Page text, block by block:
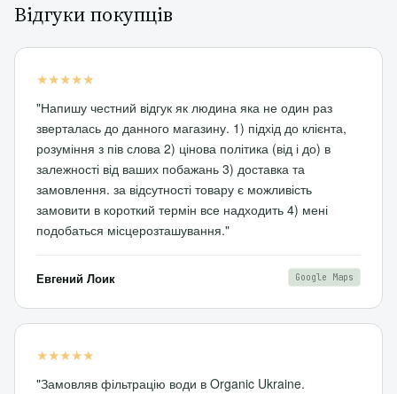
Відгуки покупців
★★★★★
"Напишу честний відгук як людина яка не один раз
зверталась до данного магазину. 1) підхід до клієнта,
розуміння з пів слова 2) цінова політика (від і до) в
залежності від ваших побажань 3) доставка та
замовлення. за відсутності товару є можливість
замовити в короткий термін все надходить 4) мені
подобаться місцерозташування."
Евгений Лоик Google Maps
★★★★★
"Замовляв фільтрацію води в Organic Ukraine.